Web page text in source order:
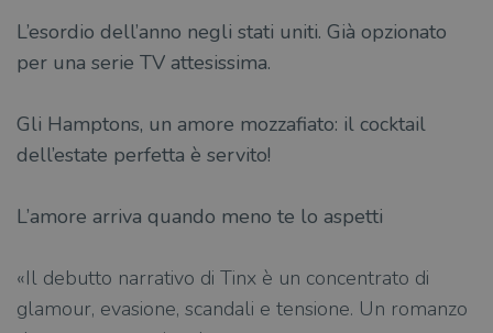
L’esordio dell’anno negli stati uniti. Già opzionato
per una serie TV attesissima.
Gli Hamptons, un amore mozzafiato: il cocktail
dell’estate perfetta è servito!
L’amore arriva quando meno te lo aspetti
«Il debutto narrativo di Tinx è un concentrato di
glamour, evasione, scandali e tensione. Un romanzo